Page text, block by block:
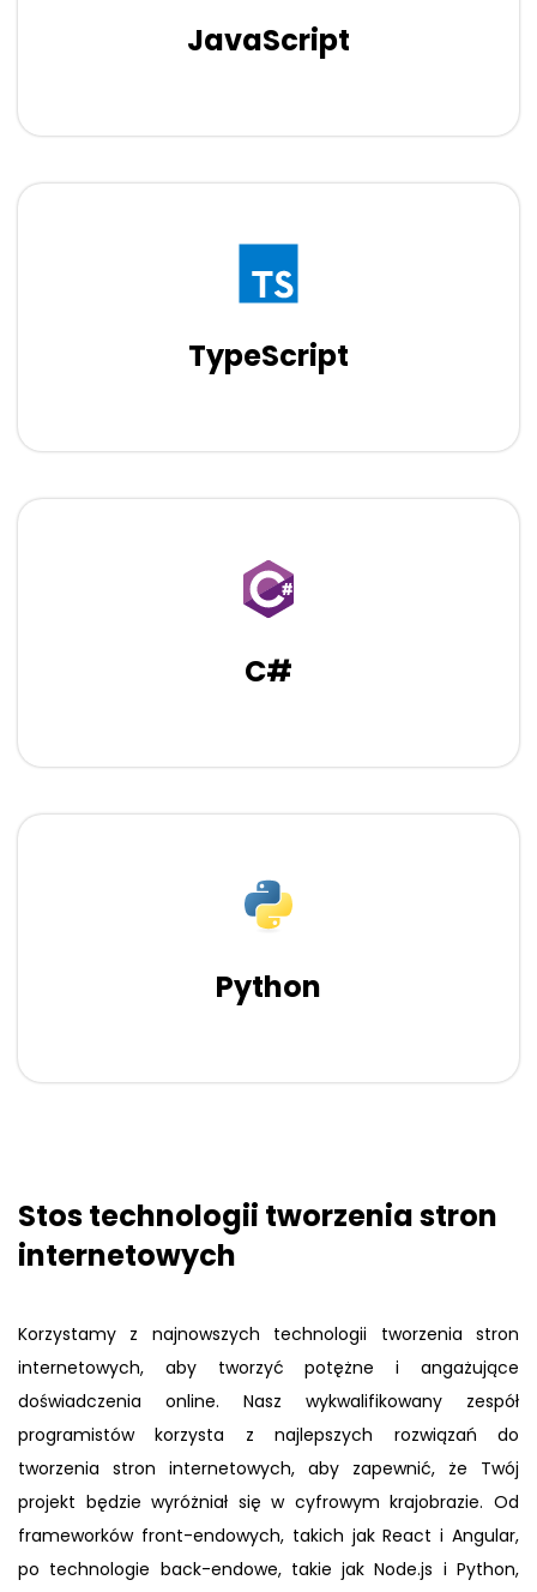
JavaScript
TypeScript
C#
Python
Stos technologii tworzenia stron
internetowych
Korzystamy z najnowszych technologii tworzenia stron
internetowych, aby tworzyć potężne i angażujące
doświadczenia online. Nasz wykwalifikowany zespół
programistów korzysta z najlepszych rozwiązań do
tworzenia stron internetowych, aby zapewnić, że Twój
projekt będzie wyróżniał się w cyfrowym krajobrazie. Od
frameworków front-endowych, takich jak React i Angular,
po technologie back-endowe, takie jak Node.js i Python,